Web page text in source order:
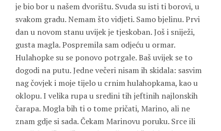
je bio bor u našem dvorištu. Svuda su isti ti borovi, u
svakom gradu. Nemam što vidjeti. Samo bjelinu. Prvi
dan u novom stanu uvijek je tjeskoban. Još i sniježi,
gusta magla. Pospremila sam odjeću u ormar.
Hulahopke su se ponovo potrgale. Baš uvijek se to
dogodi na putu. Jedne večeri nisam ih skidala: sasvim
nag čovjek i moje tijelo u crnim hulahopkama, kao u
oklopu. I velika rupa u sredini tih jeftinih najlonskih
čarapa. Mogla bih ti o tome pričati, Marino, ali ne
znam gdje si sada. Čekam Marinovu poruku. Srce ili